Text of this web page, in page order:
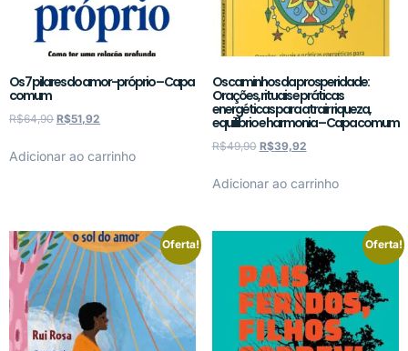
Os 7 pilares do amor-próprio – Capa
comum
R$64,90 R$51,92
Adicionar ao carrinho
Os caminhos da prosperidade:
Orações, rituais e práticas
energéticas para atrair riqueza,
equilíbrio e harmonia – Capa comum
R$49,90 R$39,92
Adicionar ao carrinho
Oferta! Oferta!